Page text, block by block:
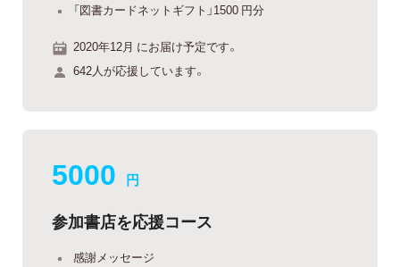
「図書カードネットギフト」1500 円分
2020年12月 にお届け予定です。
642人が応援しています。
5000 円
参加書店を応援コース
感謝メッセージ